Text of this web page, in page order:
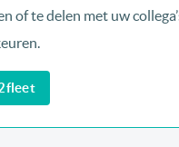
of te delen met uw